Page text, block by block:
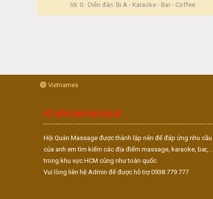
lời: 0
Diễn đàn: Bi A - Karaoke - Bar - Coffee
Vietnames
VỀ DIỄN ĐÀN MASSAGE
Hội Quán Massage được thành lập nên để đáp ứng nhu cầu
của anh em tìm kiếm các địa điểm massage, karaoke, bar,...
trong khu vực HCM cũng như toàn quốc.
Vui lòng liên hệ Admin để được hỗ trợ 0938.779.777